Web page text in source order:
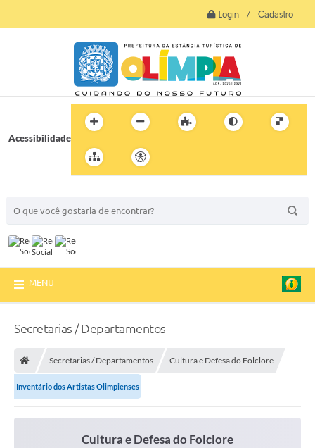
Login / Cadastro
Acessibilidade
MENU
Secretarias / Departamentos
Secretarias / Departamentos Cultura e Defesa do Folclore
Inventário dos Artistas Olimpienses
Cultura e Defesa do Folclore